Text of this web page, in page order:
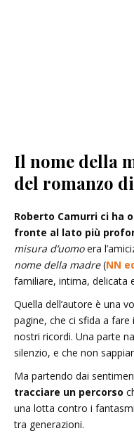
Il nome della
del romanzo
Roberto Camurri ci ha
fronte al lato più
misura d’uomoera
nome della madre(NN
familiare, intima, delicata
Quella dell’autore è una
pagine, che ci sfida a
nostri ricordi. Una parte
silenzio, e che non
Ma partendo dai
tracciare un percorso
una lotta contro i
tra generazioni.